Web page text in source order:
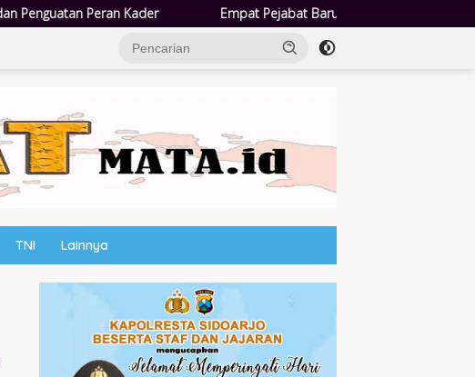
Empat Pejabat Baru Pemdes Semampir Dilantik, Siap Tingkatkan Kualitas
TNI Lainnya